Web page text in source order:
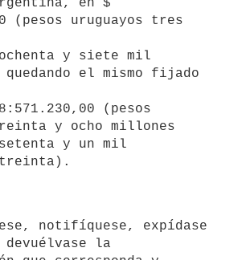
(pesos uruguayos tres
y siete mil
el mismo fijado
(pesos
y ocho millones
y un mil
la